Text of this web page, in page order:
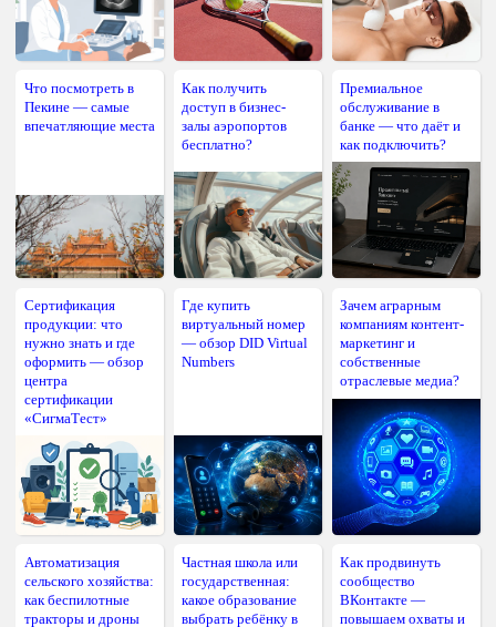
Что посмотреть в
Пекине — самые
впечатляющие места
Как получить
доступ в бизнес-
залы аэропортов
бесплатно?
Премиальное
обслуживание в
банке — что даёт и
как подключить?
Сертификация
продукции: что
нужно знать и где
оформить — обзор
центра
сертификации
«СигмаТест»
Где купить
виртуальный номер
— обзор DID Virtual
Numbers
Зачем аграрным
компаниям контент-
маркетинг и
собственные
отраслевые медиа?
Автоматизация
сельского хозяйства:
как беспилотные
тракторы и дроны
Частная школа или
государственная:
какое образование
выбрать ребёнку в
Как продвинуть
сообщество
ВКонтакте —
повышаем охваты и